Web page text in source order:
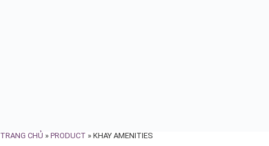
TRANG CHỦ » PRODUCT » KHAY AMENITIES